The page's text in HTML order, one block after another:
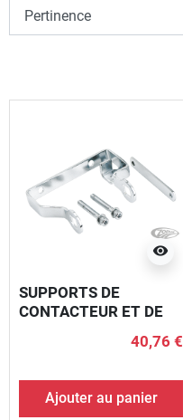
visibility
SUPPORTS DE
CONTACTEUR ET DE
40,76 €
Ajouter au panier